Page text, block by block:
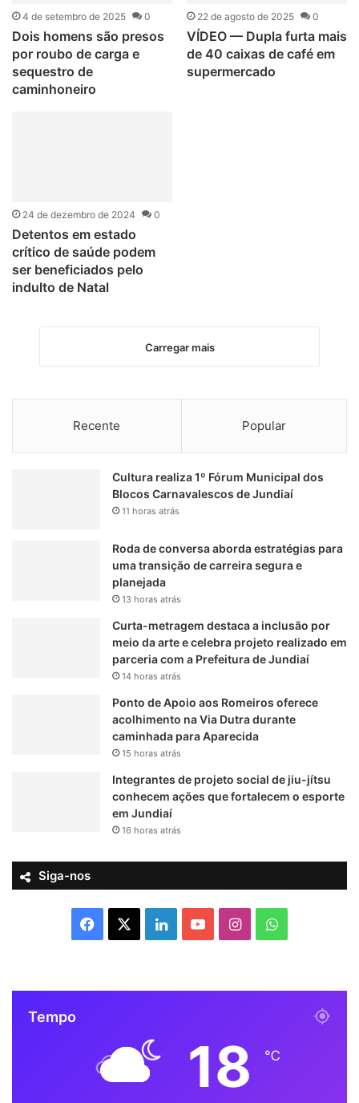
4 de setembro de 2025 0
Dois homens são presos
por roubo de carga e
sequestro de
caminhoneiro
22 de agosto de 2025 0
VÍDEO — Dupla furta mais
de 40 caixas de café em
supermercado
24 de dezembro de 2024 0
Detentos em estado
crítico de saúde podem
ser beneficiados pelo
indulto de Natal
Carregar mais
Recente Popular
Cultura realiza 1º Fórum Municipal dos
Blocos Carnavalescos de Jundiaí
11 horas atrás
Roda de conversa aborda estratégias para
uma transição de carreira segura e
planejada
13 horas atrás
Curta-metragem destaca a inclusão por
meio da arte e celebra projeto realizado em
parceria com a Prefeitura de Jundiaí
14 horas atrás
Ponto de Apoio aos Romeiros oferece
acolhimento na Via Dutra durante
caminhada para Aparecida
15 horas atrás
Integrantes de projeto social de jiu-jítsu
conhecem ações que fortalecem o esporte
em Jundiaí
16 horas atrás
Siga-nos
c
L
n
u
b
I
s
a
g
W
a
s
Tempo
18 ℃